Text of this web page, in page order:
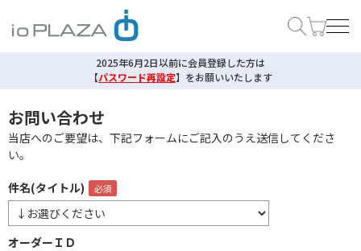
2025年6月2日以前に会員登録した方は
【パスワード再設定】 をお願いいたします
お問い合わせ
当店へのご要望は、下記フォームにご記入のうえ送信してくださ
い。
件名(タイトル)
オーダーＩＤ